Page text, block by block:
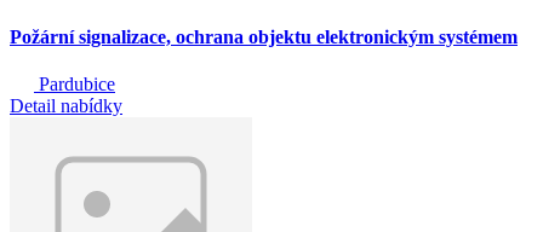
Požární signalizace, ochrana objektu elektronickým systémem
Pardubice
Detail nabídky